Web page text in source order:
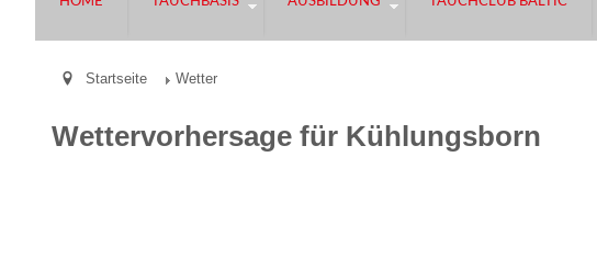
Startseite Wetter
Wettervorhersage für Kühlungsborn